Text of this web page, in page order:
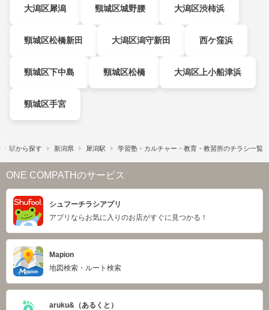
大潟区犀潟 頸城区城野腰 大潟区渋柿浜
頸城区松橋新田 大潟区潟守新田 西ケ窪浜
頸城区下中島 頸城区松橋 大潟区上小船津浜
頸城区手宮
・駅から探す 新潟県 犀潟駅 学習塾・カルチャー・教育・教習所のチラシ一覧
ONE COMPATHのサービス
シュフーチラシアプリ
アプリならお気に入りのお店がすぐに見つかる！
Mapion
地図検索・ルート検索
aruku&（あるくと）